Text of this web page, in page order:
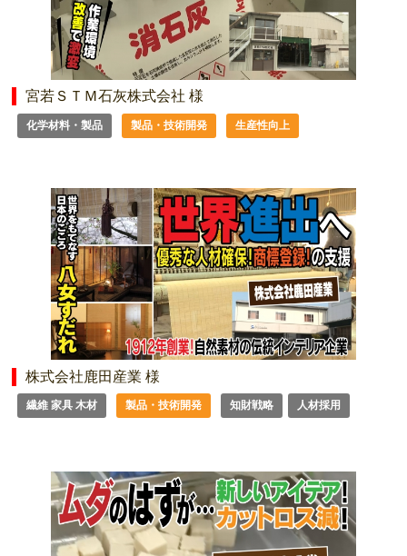
宮若ＳＴＭ石灰株式会社 様
化学材料・製品 製品・技術開発 生産性向上
株式会社鹿田産業 様
繊維 家具 木材 製品・技術開発 知財戦略 人材採用